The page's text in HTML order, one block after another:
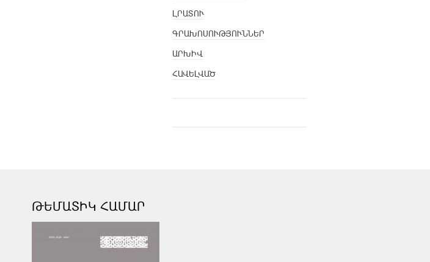
ԼՐԱՏՈՒ
ԳՐԱԽՈՍՈՒԹՅՈՒՆՆԵՐ
ԱՐԽԻՎ
ՀԱՎԵԼՎԱԾ
ԹԵՄԱՏԻԿ ՀԱՄԱՐ